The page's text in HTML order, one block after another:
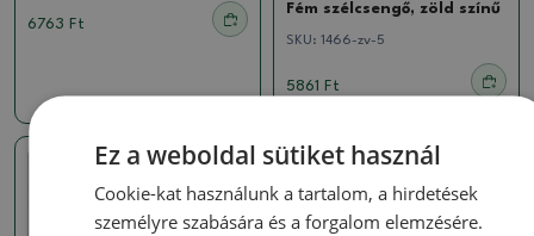
6763 Ft
Fém szélcsengő, zöld színű
SKU: 1466-zv-5
5861 Ft
Ez a weboldal sütiket használ
Cookie-kat használunk a tartalom, a hirdetések
személyre szabására és a forgalom elemzésére.